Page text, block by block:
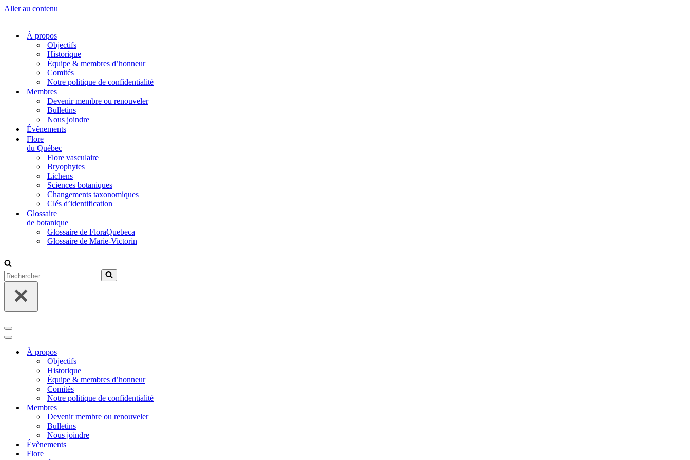
Aller au contenu
À propos
Objectifs
Historique
Équipe & membres d’honneur
Comités
Notre politique de confidentialité
Membres
Devenir membre ou renouveler
Bulletins
Nous joindre
Évènements
Flore
du Québec
Flore vasculaire
Bryophytes
Lichens
Sciences botaniques
Changements taxonomiques
Clés d’identification
Glossaire
de botanique
Glossaire de FloraQuebeca
Glossaire de Marie-Victorin
Rechercher...
Menu
de
navigation
Menu
navigationÀ propos
Objectifs
Historique
Équipe & membres d’honneur
Comités
Notre politique de confidentialité
Membres
Devenir membre ou renouveler
Bulletins
Nous joindre
Évènements
Flore